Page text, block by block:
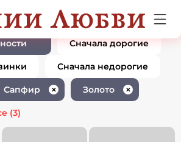
с сапфиром
0 товаров
Сначала дорогие
Сначала недорогие
Сапфир ✕ Золото ✕
(3)